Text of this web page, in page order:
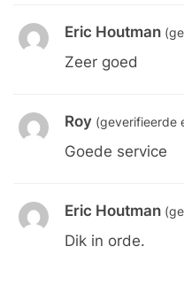
Eric Houtman
Zeer goed
Roy (geverifieerde
Goede service
Eric Houtman
Dik in orde.